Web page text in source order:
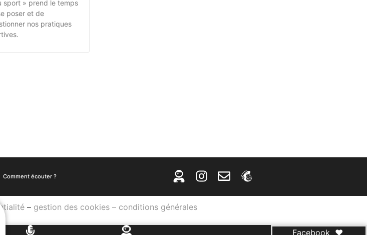
sport » prend le temps
poser et de
nos pratiques
Comment écouter ?
– gestion des cookies– conditions générales
Facebook ♥